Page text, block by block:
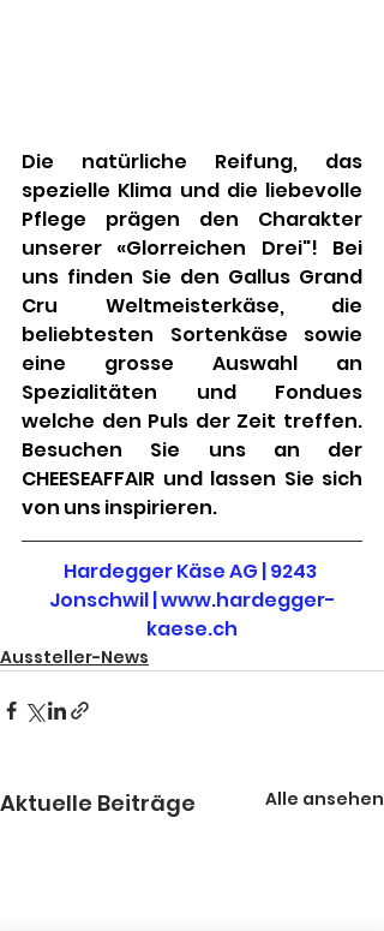
Die natürliche Reifung, das
spezielle Klima und die liebevolle
Pflege prägen den Charakter
unserer «Glorreichen Drei"! Bei
uns finden Sie den Gallus Grand
Cru Weltmeisterkäse, die
beliebtesten Sortenkäse sowie
eine grosse Auswahl an
Spezialitäten und Fondues
welche den Puls der Zeit treffen.
Besuchen Sie uns an der
CHEESEAFFAIR und lassen Sie sich
von uns inspirieren.
Hardegger Käse AG | 9243
Jonschwil | www.hardegger-
kaese.ch
Aussteller-News
Aktuelle Beiträge Alle ansehen